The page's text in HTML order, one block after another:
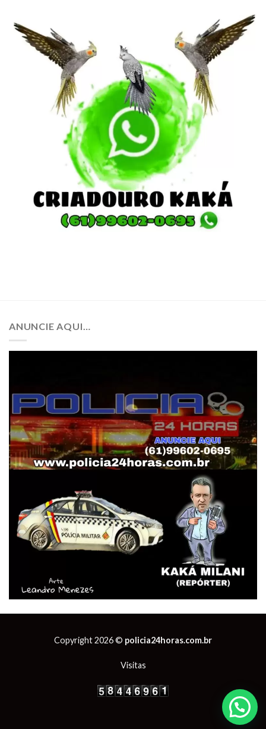
ANUNCIE AQUI…
Copyright 2026 © policia24horas.com.br
Visitas